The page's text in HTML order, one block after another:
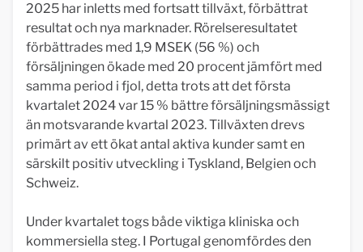
2025 har inletts med fortsatt tillväxt, förbättrat
resultat och nya marknader. Rörelseresultatet
förbättrades med 1,9 MSEK (56 %) och
försäljningen ökade med 20 procent jämfört med
samma period i fjol, detta trots att det första
kvartalet 2024 var 15 % bättre försäljningsmässigt
än motsvarande kvartal 2023. Tillväxten drevs
primärt av ett ökat antal aktiva kunder samt en
särskilt positiv utveckling i Tyskland, Belgien och
Schweiz.
Under kvartalet togs både viktiga kliniska och
kommersiella steg. I Portugal genomfördes den